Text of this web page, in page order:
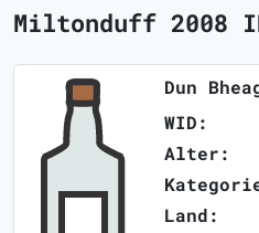
Miltonduff 2008
Dun
WID:
Alter:
Land: